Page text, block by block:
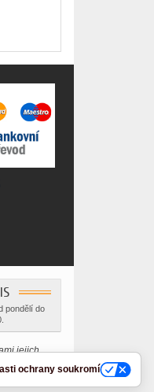
pondělí do
jejich
práva.
ochrany soukromí